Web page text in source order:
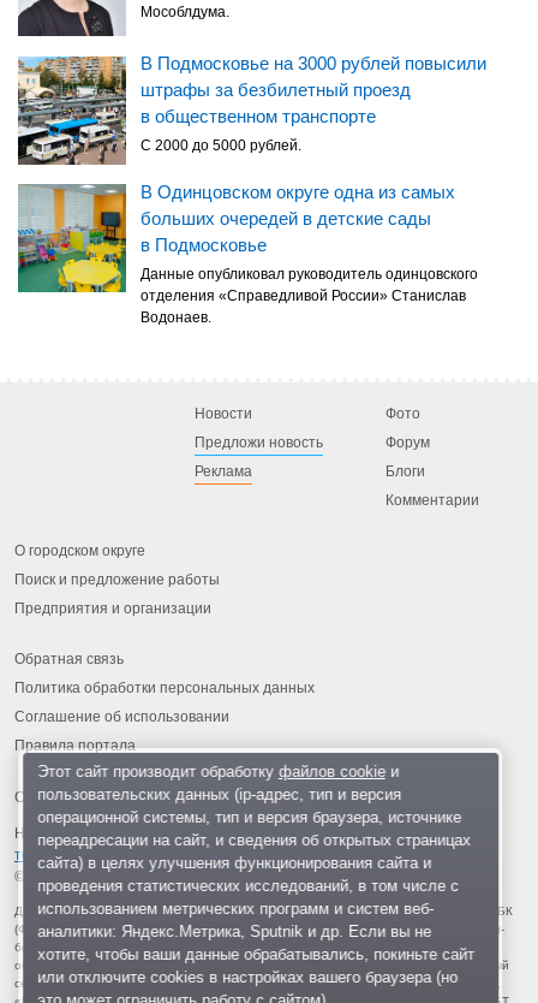
Мособлдума.
В Подмосковье на 3000 рублей повысили
штрафы за безбилетный проезд
в общественном транспорте
С 2000 до 5000 рублей.
В Одинцовском округе одна из самых
больших очередей в детские сады
в Подмосковье
Данные опубликовал руководитель одинцовского
отделения «Справедливой России» Станислав
Водонаев.
Новости
Предложи новость
Реклама
Фото
Форум
Блоги
Комментарии
О городском округе
Поиск и предложение работы
Предприятия и организации
Обратная связь
Политика обработки персональных данных
Соглашение об использовании
Правила портала
На информационном ресурсе применяются
технологии
© 2013-2026 «ОИНФО»,
сделано в Одинцово
Для читателей: В России признаны экстремистскими и запрещены организации ФБК
(Фонд борьбы с коррупцией, признан иноагентом), Штабы Навального, «Национал-
большевистская партия», «Свидетели Иеговы», «Армия воли народа», «Русский
общенациональный союз», «Движение против нелегальной иммиграции», «Правый
сектор», УНА-УНСО, УПА, «Тризуб им. Степана Бандеры», «Мизантропик дивижн»,
Этот сайт производит обработку файлов cookieи
пользовательских данных (ip-адрес, тип и версия
операционной системы, тип и версия браузера, источнике
переадресации на сайт, и сведения об открытых страницах
сайта) в целях улучшения функционирования сайта и
проведения статистических исследований, в том числе с
использованием метрических программ и систем веб-
аналитики: Яндекс.Метрика, Sputnik и др. Если вы не
хотите, чтобы ваши данные обрабатывались, покиньте сайт
или отключите cookies в настройках вашего браузера (но
это может ограничить работу с сайтом).